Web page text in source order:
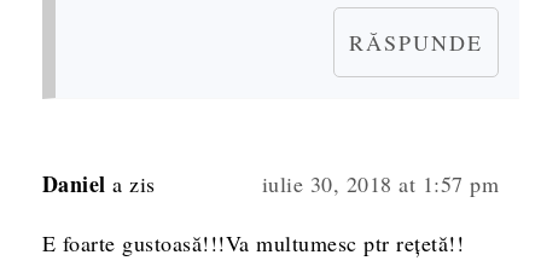
RĂSPUNDE
Daniel a zis iulie 30, 2018 at 1:57 pm
E foarte gustoasă!!!Va multumesc ptr rețetă!!